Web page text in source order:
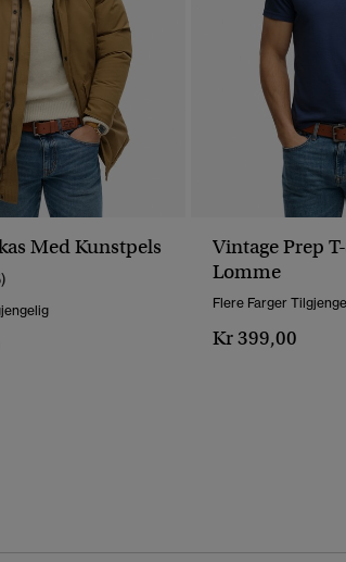
Med Kunstpels
Vintage Prep
Lomme
Flere Farger
Kr 399,00